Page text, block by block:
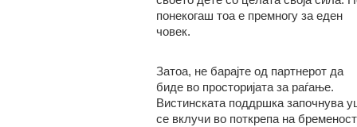
понекогаш тоа е премногу за еден
човек.
Затоа, не барајте од партнерот да
биде во просторијата за раѓање.
Вистинската поддршка започнува
се вклучи во поткрепа на